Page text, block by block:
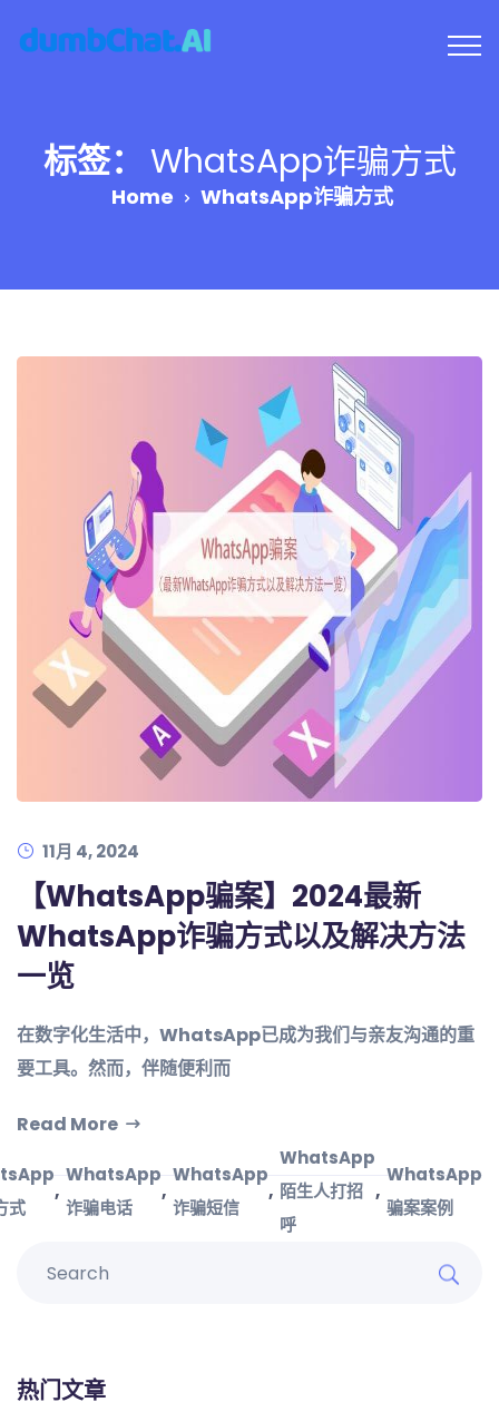
标签： WhatsApp诈骗方式
Home WhatsApp诈骗方式
11月 4, 2024
【WhatsApp骗案】2024最新
WhatsApp诈骗方式以及解决方法
一览
在数字化生活中，WhatsApp已成为我们与亲友沟通的重
要工具。然而，伴随便利而
Read More
式
,
WhatsApp
诈骗电话
,
WhatsApp
诈骗短信
,
WhatsApp
陌生人打招
呼
,
WhatsApp
骗案案例
热门文章